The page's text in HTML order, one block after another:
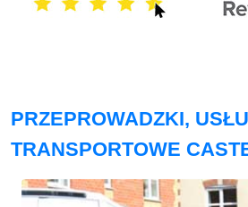
PRZEPROWADZKI,
TRANSPORTOWE